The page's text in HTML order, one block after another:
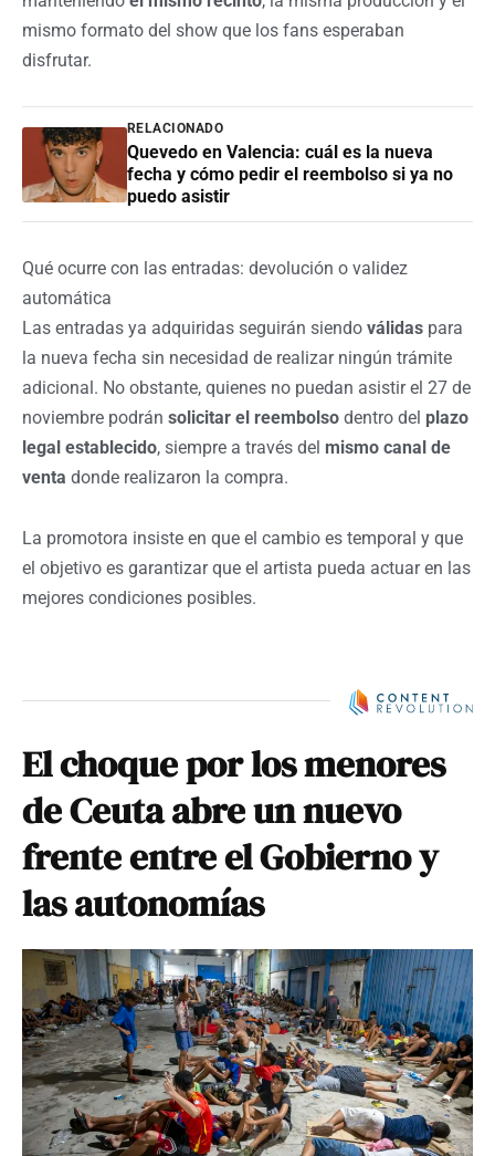
mismo formato del show que los fans esperaban
disfrutar.
RELACIONADO
Quevedo en Valencia: cuál es la nueva
fecha y cómo pedir el reembolso si ya no
puedo asistir
Qué ocurre con las entradas: devolución o validez
automática
Las entradas ya adquiridas seguirán siendo válidas para
la nueva fecha sin necesidad de realizar ningún trámite
adicional. No obstante, quienes no puedan asistir el 27 de
noviembre podrán solicitar el reembolso dentro del plazo
legal establecido, siempre a través del mismo canal de
venta donde realizaron la compra.
La promotora insiste en que el cambio es temporal y que
el objetivo es garantizar que el artista pueda actuar en las
mejores condiciones posibles.
El choque por los menores
de Ceuta abre un nuevo
frente entre el Gobierno y
las autonomías